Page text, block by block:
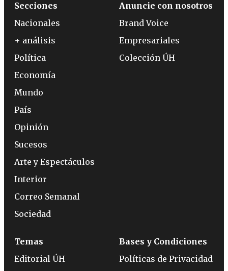
Secciones
Nacionales
+ análisis
Política
Economía
Mundo
País
Opinión
Sucesos
Arte y Espectáculos
Interior
Correo Semanal
Sociedad
Anuncie con nosotros
Brand Voice
Empresariales
Colección ÚH
Temas
Editorial ÚH
Bases y Condiciones
Políticas de Privacidad